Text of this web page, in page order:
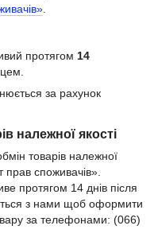
протягом 14
за рахунок
належної якості
товарів належної
прав споживачів».
протягом 14 днів після
з нами щоб оформити
за телефонами: (066)